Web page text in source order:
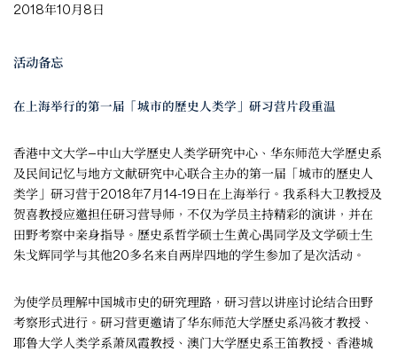
2018年10月8日
活动备忘
在上海举行的第一届「城市的歷史人类学」研习营片段重温
香港中文大学—中山大学歷史人类学研究中心、华东师范大学歷史系
及民间记忆与地方文献研究中心联合主办的第一届「城市的歷史人
类学」研习营于2018年7月14-19日在上海举行。我系科大卫教授及
贺喜教授应邀担任研习营导师，不仅为学员主持精彩的演讲，并在
田野考察中亲身指导。歷史系哲学硕士生黄心禺同学及文学硕士生
朱戈辉同学与其他20多名来自两岸四地的学生参加了是次活动。
为使学员理解中国城市史的研究理路，研习营以讲座讨论结合田野
考察形式进行。研习营更邀请了华东师范大学歷史系冯筱才教授、
耶鲁大学人类学系萧凤霞教授、澳门大学歷史系王笛教授、香港城